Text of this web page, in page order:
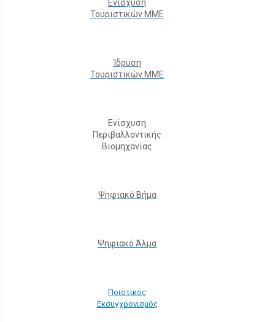
Ενίσχυση
Τουριστικών ΜΜΕ
Ίδρυση
Τουριστικών ΜΜΕ
Ενίσχυση
Περιβαλλοντικής
Βιομηχανίας
Ψηφιακό Βήμα
Ψηφιακό Άλμα
Ποιοτικός
Εκσυγχρονισμός